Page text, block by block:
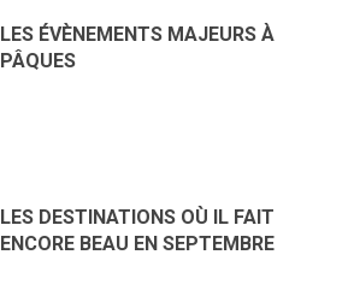
LES ÉVÈNEMENTS MAJEURS À
PÂQUES
LES DESTINATIONS OÙ IL FAIT
ENCORE BEAU EN SEPTEMBRE